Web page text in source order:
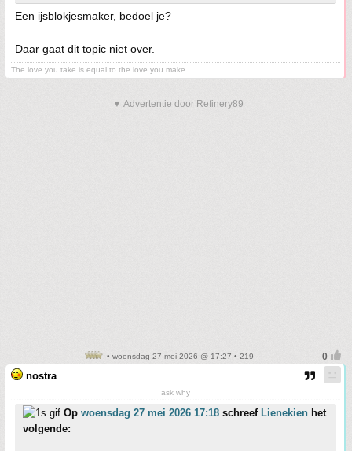
Een ijsblokjesmaker, bedoel je?
Daar gaat dit topic niet over.
The love you take is equal to the love you make.
▼ Advertentie door Refinery89
• woensdag 27 mei 2026 @ 17:27 • 219
nostra
ask why
Op woensdag 27 mei 2026 17:18 schreef Lienekien het
volgende: